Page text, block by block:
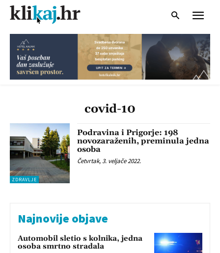
covid-10
ZDRAVLJE
Podravina i Prigorje: 198
novozaraženih, preminula jedna
osoba
Četvrtak, 3. veljače 2022.
Najnovije objave
Automobil sletio s kolnika, jedna
osoba smrtno stradala